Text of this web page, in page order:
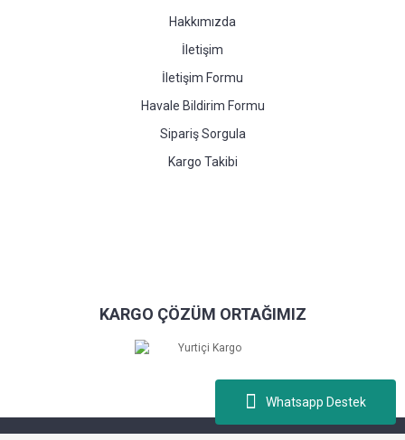
Whatsapp Destek
Hakkımızda
İletişim
İletişim Formu
Havale Bildirim Formu
Sipariş Sorgula
Kargo Takibi
KARGO ÇÖZÜM ORTAĞIMIZ